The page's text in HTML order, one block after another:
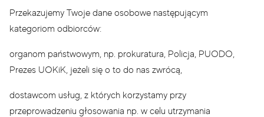
Przekazujemy Twoje dane osobowe następującym
kategoriom odbiorców:
organom państwowym, np. prokuratura, Policja, PUODO,
Prezes UOKiK, jeżeli się o to do nas zwrócą,
dostawcom usług, z których korzystamy przy
przeprowadzeniu głosowania np. w celu utrzymania